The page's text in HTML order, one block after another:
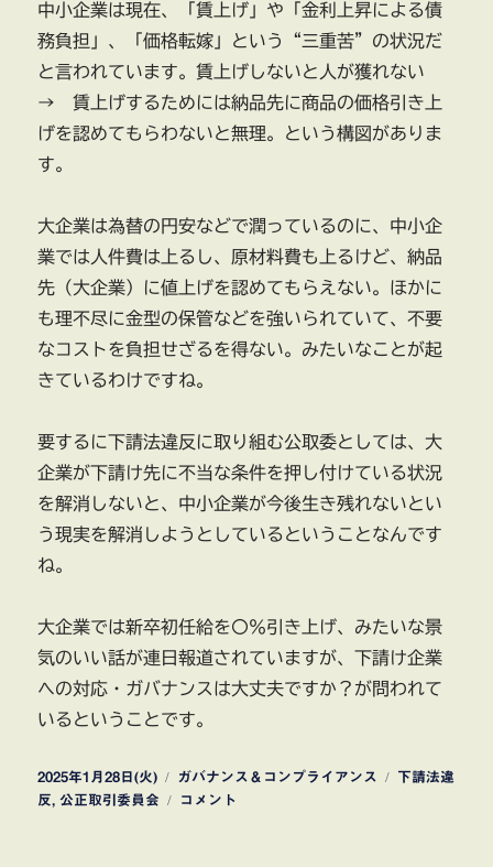
中小企業は現在、「賃上げ」や「金利上昇による債
務負担」、「価格転嫁」という“三重苦”の状況だ
と言われています。賃上げしないと人が獲れない
→ 賃上げするためには納品先に商品の価格引き上
げを認めてもらわないと無理。という構図がありま
す。
大企業は為替の円安などで潤っているのに、中小企
業では人件費は上るし、原材料費も上るけど、納品
先（大企業）に値上げを認めてもらえない。ほかに
も理不尽に金型の保管などを強いられていて、不要
なコストを負担せざるを得ない。みたいなことが起
きているわけですね。
要するに下請法違反に取り組む公取委としては、大
企業が下請け先に不当な条件を押し付けている状況
を解消しないと、中小企業が今後生き残れないとい
う現実を解消しようとしているということなんです
ね。
大企業では新卒初任給を〇％引き上げ、みたいな景
気のいい話が連日報道されていますが、下請け企業
への対応・ガバナンスは大丈夫ですか？が問われて
いるということです。
投
稿
2025年1月28日(火)
カ
テ
ガバナンス＆コンプライアンス
タ
下請法違
反,公正取引委員会
公
コメント